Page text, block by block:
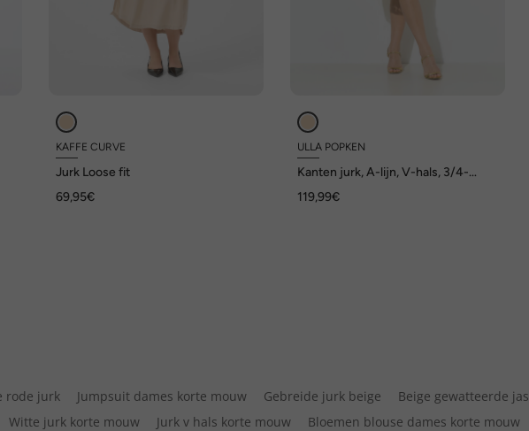
KAFFE CURVE
Jurk Loose fit
69,95€
ULLA POPKEN
Kanten jurk, A-lijn, V-hals, 3/4-
119,99€
rode jurk Jumpsuit dames korte mouw Gebreide jurk beige Beige gewatteerde
Witte jurk korte mouw Jurk v hals korte mouw Bloemen blouse dames korte mouw